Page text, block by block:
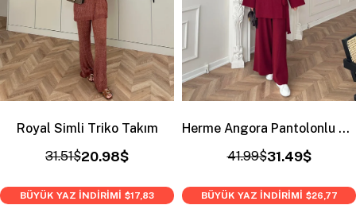
Royal Simli Triko Takım
20.98$
31.51$
BÜYÜK YAZ İNDİRİMİ $17,83
Herme Angora Pantolonlu Takım Bordo
31.49$
41.99$
BÜYÜK YAZ İNDİRİMİ $26,77